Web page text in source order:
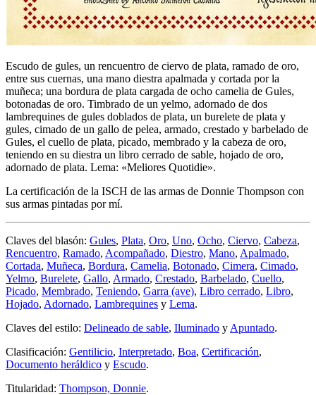
Escudo de gules, un rencuentro de ciervo de plata, ramado de oro,
entre sus cuernas, una mano diestra apalmada y cortada por la
muñeca; una bordura de plata cargada de ocho camelia de Gules,
botonadas de oro. Timbrado de un yelmo, adornado de dos
lambrequines de gules doblados de plata, un burelete de plata y
gules, cimado de un gallo de pelea, armado, crestado y barbelado de
Gules, el cuello de plata, picado, membrado y la cabeza de oro,
teniendo en su diestra un libro cerrado de sable, hojado de oro,
adornado de plata. Lema: «Meliores Quotidie».
La certificación de la ISCH de las armas de Donnie Thompson con
sus armas pintadas por mí.
Claves del blasón: Gules, Plata, Oro, Uno, Ocho, Ciervo, Cabeza,
Rencuentro, Ramado, Acompañado, Diestro, Mano, Apalmado,
Cortada, Muñeca, Bordura, Camelia, Botonado, Cimera, Cimado,
Yelmo, Burelete, Gallo, Armado, Crestado, Barbelado, Cuello,
Picado, Membrado, Teniendo, Garra (ave), Libro cerrado, Libro,
Hojado, Adornado, Lambrequines y Lema.
Claves del estilo: Delineado de sable, Iluminado y Apuntado.
Clasificación: Gentilicio, Interpretado, Boa, Certificación,
Documento heráldico y Escudo.
Titularidad: Thompson, Donnie.